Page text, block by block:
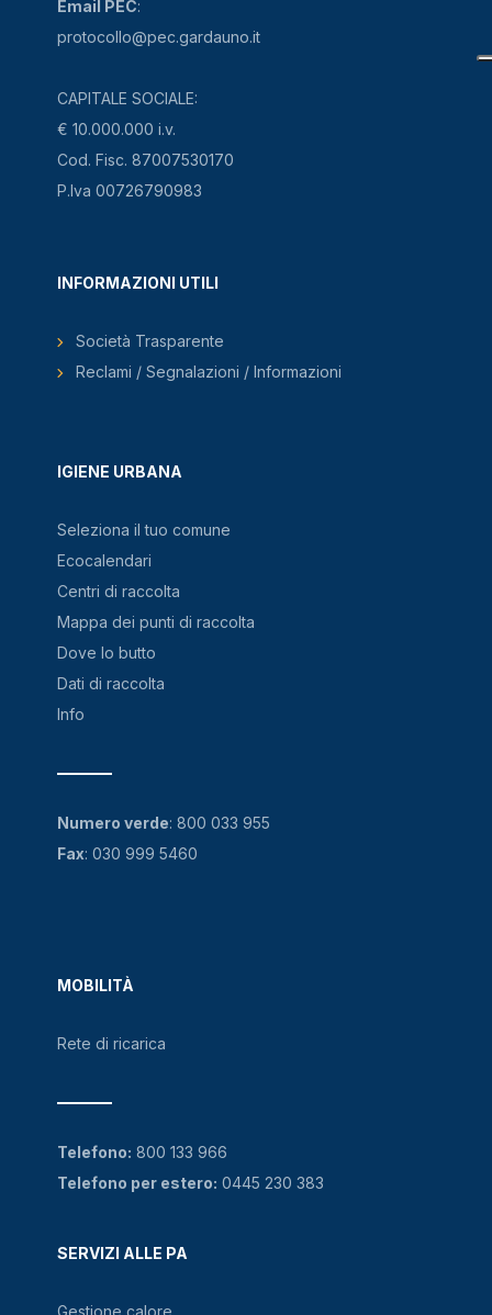
Email PEC:
protocollo@pec.gardauno.it
CAPITALE SOCIALE:
€ 10.000.000 i.v.
Cod. Fisc. 87007530170
P.Iva 00726790983
IGIENE URBANA
Seleziona il tuo comune
Ecocalendari
Centri di raccolta
Mappa dei punti di raccolta
Dove lo butto
Dati di raccolta
Info
MOBILITÀ
Rete di ricarica
SERVIZI ALLE PA
Gestione calore
INFORMAZIONI UTILI
Società Trasparente
Reclami / Segnalazioni / Informazioni
Numero verde: 800 033 955
Fax: 030 999 5460
Telefono: 800 133 966
Telefono per estero: 0445 230 383